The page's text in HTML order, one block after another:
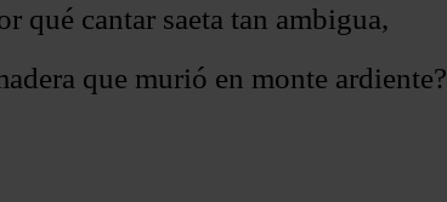
qué cantar saeta tan ambigua,
que murió en monte ardiente?